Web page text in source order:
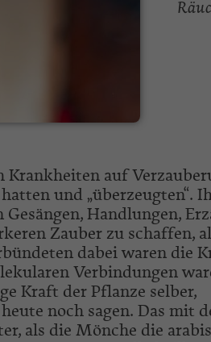
auf
und „überzeugten“.
Handlungen,
Zauber zu schaffen,
dabei waren die
Verbindungen
Kraft der Pflanze selber,
noch sagen. Das mit
als die Mönche die